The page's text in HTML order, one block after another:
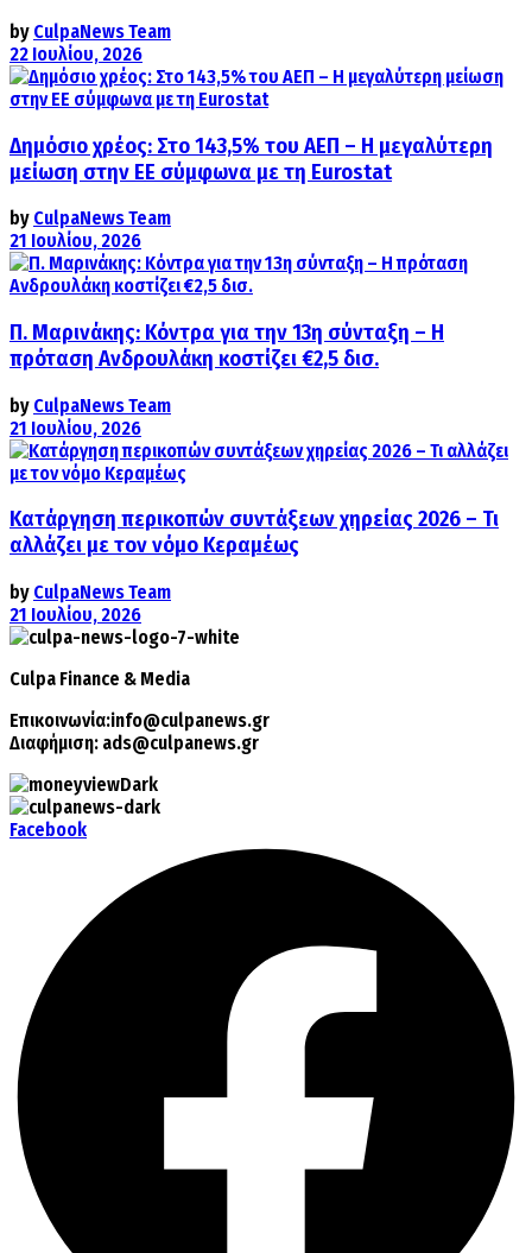
by CulpaNews Team
22 Ιουλίου, 2026
Δημόσιο χρέος: Στο 143,5% του ΑΕΠ – Η μεγαλύτερη
μείωση στην ΕΕ σύμφωνα με τη Eurostat
by CulpaNews Team
21 Ιουλίου, 2026
Π. Μαρινάκης: Κόντρα για την 13η σύνταξη – Η
πρόταση Ανδρουλάκη κοστίζει €2,5 δισ.
by CulpaNews Team
21 Ιουλίου, 2026
Κατάργηση περικοπών συντάξεων χηρείας 2026 – Τι
αλλάζει με τον νόμο Κεραμέως
by CulpaNews Team
21 Ιουλίου, 2026
Culpa Finance & Media
Επικοινωνία:info@culpanews.gr
Διαφήμιση: ads@culpanews.gr
Facebook